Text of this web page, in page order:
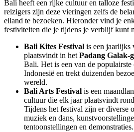
Bali heeft een rijke cultuur en talloze
reizigers zijn deze vieringen zelfs de
eiland te bezoeken. Hieronder vind je
festiviteiten die je tijdens je verblijf kunt
Bali Kites Festival is een jaarlijks
plaatsvindt in het Padang Galak-
Bali. Het is een van de
Indonesië en trekt duizenden
wereld.
Bali Arts Festival is een
cultuur die elk jaar plaatsvindt rond
Tijdens het festival zijn er diverse
muziek en dans,
tentoonstellingen en demonstraties.